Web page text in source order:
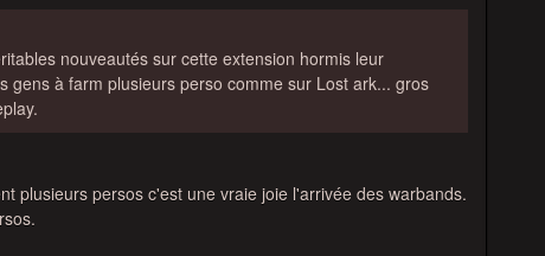
nouveautés sur cette extension hormis leur
gens à farm plusieurs perso comme sur Lost ark... gros
plusieurs persos c'est une vraie joie l'arrivée des warbands.